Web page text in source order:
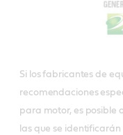
Si los fabricantes de
recomendaciones
para motor, es posible
las que se